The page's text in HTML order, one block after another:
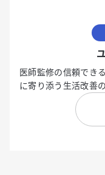
医師監修の信頼でき
に寄り添う生活改善